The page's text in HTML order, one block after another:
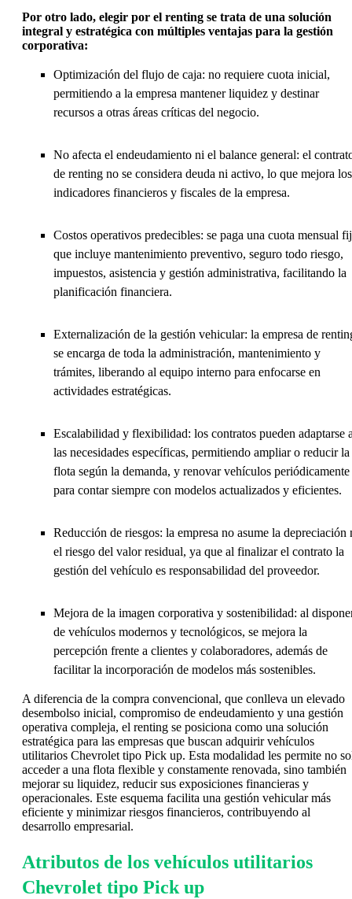
Por otro lado, elegir por el renting se trata de una solución
integral y estratégica con múltiples ventajas para la gestión
corporativa:
Optimización del flujo de caja: no requiere cuota inicial,
permitiendo a la empresa mantener liquidez y destinar
recursos a otras áreas críticas del negocio.
No afecta el endeudamiento ni el balance general: el
de renting no se considera deuda ni activo, lo que mejora los
indicadores financieros y fiscales de la empresa.
Costos operativos predecibles: se paga una cuota mensual
que incluye mantenimiento preventivo, seguro todo riesgo,
impuestos, asistencia y gestión administrativa, facilitando la
planificación financiera.
Externalización de la gestión vehicular: la empresa de
se encarga de toda la administración, mantenimiento y
trámites, liberando al equipo interno para enfocarse en
actividades estratégicas.
Escalabilidad y flexibilidad: los contratos pueden adaptarse
las necesidades específicas, permitiendo ampliar o reducir la
flota según la demanda, y renovar vehículos periódicamente
para contar siempre con modelos actualizados y eficientes.
Reducción de riesgos: la empresa no asume la depreciación
el riesgo del valor residual, ya que al finalizar el contrato la
gestión del vehículo es responsabilidad del proveedor.
Mejora de la imagen corporativa y sostenibilidad: al
de vehículos modernos y tecnológicos, se mejora la
percepción frente a clientes y colaboradores, además de
facilitar la incorporación de modelos más sostenibles.
A diferencia de la compra convencional, que conlleva un elevado
desembolso inicial, compromiso de endeudamiento y una gestión
operativa compleja, el renting se posiciona como una solución
estratégica para las empresas que buscan adquirir vehículos
utilitarios Chevrolet tipo Pick up. Esta modalidad les permite no
acceder a una flota flexible y constamente renovada, sino también
mejorar su liquidez, reducir sus exposiciones financieras y
operacionales. Este esquema facilita una gestión vehicular más
eficiente y minimizar riesgos financieros, contribuyendo al
desarrollo empresarial.
Atributos de los vehículos utilitarios
Chevrolet tipo Pick up